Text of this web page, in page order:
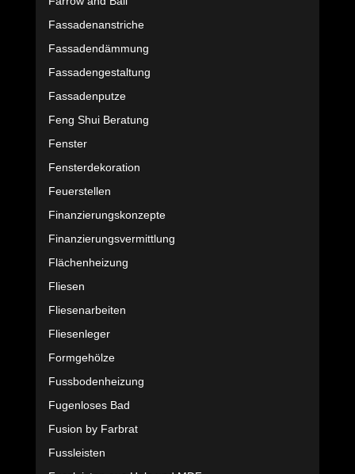
Fassadenanstriche
Fassadendämmung
Fassadengestaltung
Fassadenputze
Feng Shui Beratung
Fenster
Fensterdekoration
Feuerstellen
Finanzierungskonzepte
Finanzierungsvermittlung
Flächenheizung
Fliesen
Fliesenarbeiten
Fliesenleger
Formgehölze
Fussbodenheizung
Fugenloses Bad
Fusion by Farbrat
Fussleisten